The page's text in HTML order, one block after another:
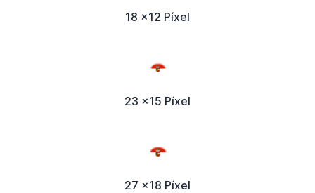
18 x12 Píxel
23 x15 Píxel
27 x18 Píxel